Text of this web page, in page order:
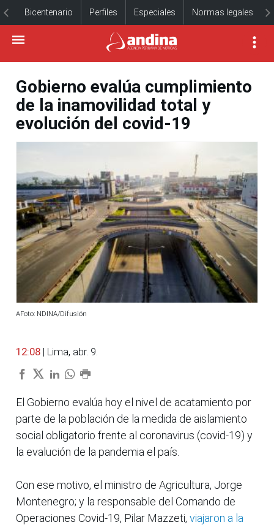
Bicentenario Perfiles Especiales Normas legales
Gobierno evalúa cumplimiento
de la inamovilidad total y
evolución del covid-19
AFoto: NDINA/Difusión
12:08 | Lima, abr. 9.
El Gobierno evalúa hoy el nivel de acatamiento por
parte de la población de la medida de aislamiento
social obligatorio frente al coronavirus (covid-19) y
la evalución de la pandemia el país.
Con ese motivo, el ministro de Agricultura, Jorge
Montenegro; y la responsable del Comando de
Operaciones Covid-19, Pilar Mazzeti, viajaron a la